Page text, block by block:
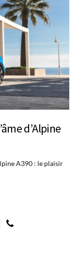
d’Alpine
A390 : le plaisir